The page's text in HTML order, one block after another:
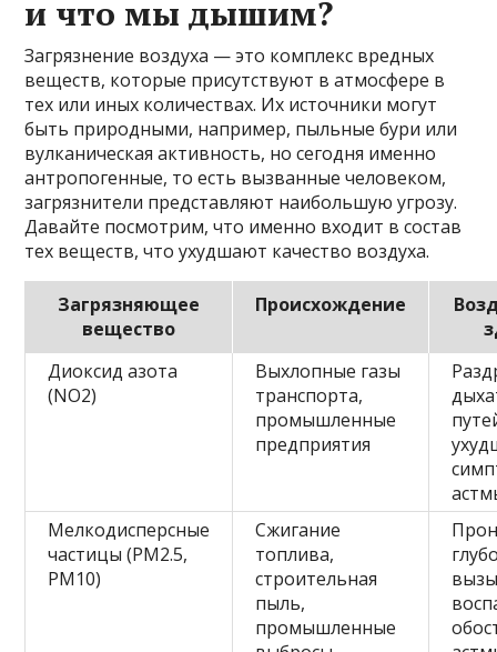
и что мы дышим?
Загрязнение воздуха — это комплекс вредных
веществ, которые присутствуют в атмосфере в
тех или иных количествах. Их источники могут
быть природными, например, пыльные бури или
вулканическая активность, но сегодня именно
антропогенные, то есть вызванные человеком,
загрязнители представляют наибольшую угрозу.
Давайте посмотрим, что именно входит в состав
тех веществ, что ухудшают качество воздуха.
Загрязняющее
вещество
Происхождение
Диоксид азота
(NO2)
Выхлопные газы
транспорта,
промышленные
предприятия
Мелкодисперсные
частицы (PM2.5,
PM10)
Сжигание
топлива,
строительная
пыль,
промышленные